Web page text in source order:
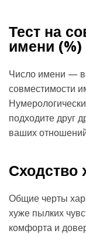
Тест на
имени (%)
Число имени —
совместимости
подходите друг
ваших
Сходство
Общие черты
хуже пылких
комфорта и